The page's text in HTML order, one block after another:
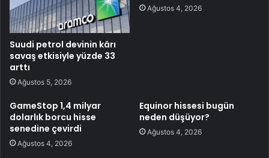
Suudi petrol devinin kârı
savaş etkisiyle yüzde 33
arttı
Ağustos 5, 2026
Ağustos 4, 2026
GameStop 1,4 milyar
dolarlık borcu hisse
senedine çevirdi
Ağustos 4, 2026
Equinor hissesi bugün
neden düşüyor?
Ağustos 4, 2026